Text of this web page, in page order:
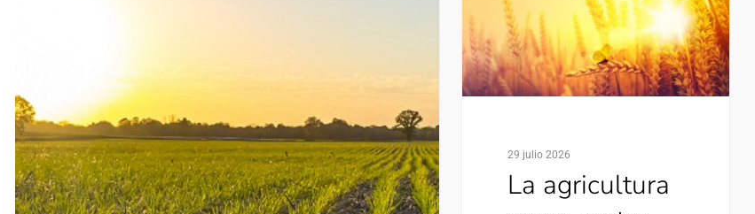
29 julio 2026
La agricultura